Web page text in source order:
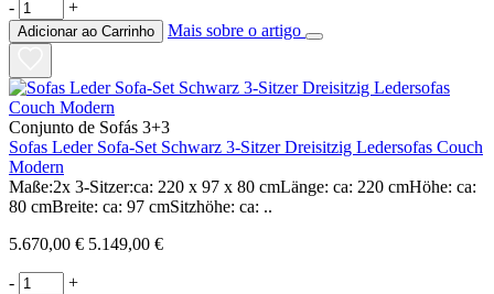
- +
Adicionar ao Carrinho Mais sobre o artigo
Conjunto de Sofás 3+3
Sofas Leder Sofa-Set Schwarz 3-Sitzer Dreisitzig Ledersofas Couch
Modern
Maße:2x 3-Sitzer:ca: 220 x 97 x 80 cmLänge: ca: 220 cmHöhe: ca:
80 cmBreite: ca: 97 cmSitzhöhe: ca: ..
5.670,00 € 5.149,00 €
- +